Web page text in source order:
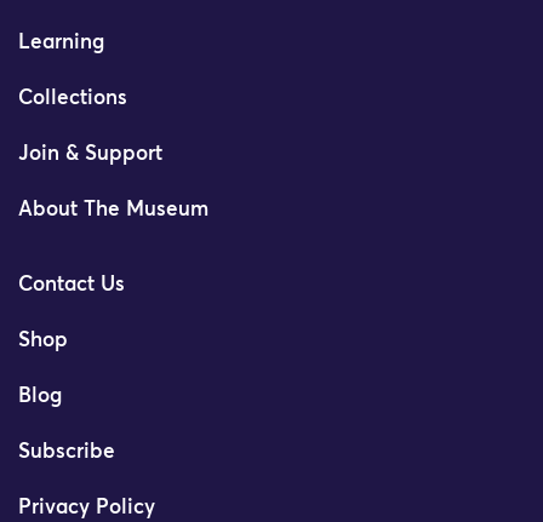
Learning
Collections
Join & Support
About The Museum
Contact Us
Shop
Blog
Subscribe
Privacy Policy